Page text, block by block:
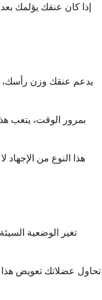
إذا كان عنقك يؤلمك
بمرور الوقت، يتعب
هذا النوع من
تغير الوضعية
تحاول عضلاتك تعويض هذا